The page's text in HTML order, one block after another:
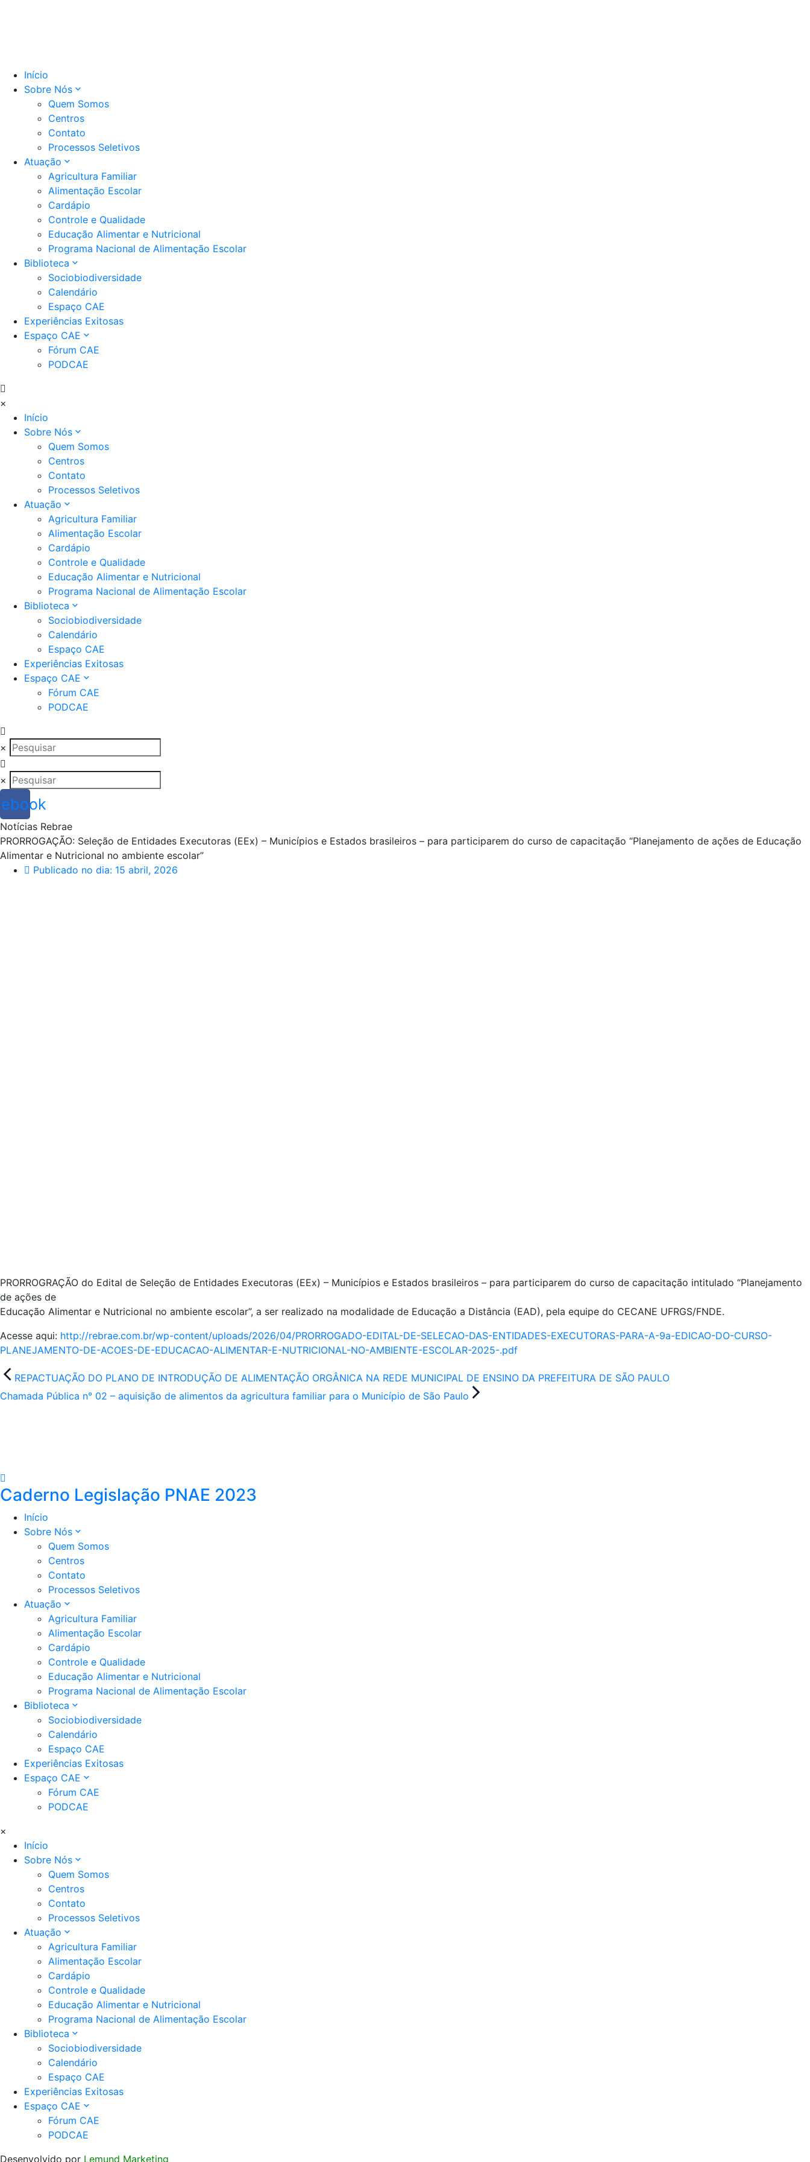
Início
Sobre Nós
Quem Somos
Centros
Contato
Processos Seletivos
Atuação
Agricultura Familiar
Alimentação Escolar
Cardápio
Controle e Qualidade
Educação Alimentar e Nutricional
Programa Nacional de Alimentação Escolar
Biblioteca
Sociobiodiversidade
Calendário
Espaço CAE
Experiências Exitosas
Espaço CAE
Fórum CAE
PODCAE
×
Início
Sobre Nós
Quem Somos
Centros
Contato
Processos Seletivos
Atuação
Agricultura Familiar
Alimentação Escolar
Cardápio
Controle e Qualidade
Educação Alimentar e Nutricional
Programa Nacional de Alimentação Escolar
Biblioteca
Sociobiodiversidade
Calendário
Espaço CAE
Experiências Exitosas
Espaço CAE
Fórum CAE
PODCAE
×
×
Notícias Rebrae
PRORROGAÇÃO: Seleção de Entidades Executoras (EEx) – Municípios e Estados brasileiros – para participarem do curso de capacitação “Planejamento de ações de Educação
Alimentar e Nutricional no ambiente escolar”
Publicado no dia: 15 abril, 2026
PRORROGRAÇÃO do Edital de Seleção de Entidades Executoras (EEx) – Municípios e Estados brasileiros – para participarem do curso de capacitação intitulado “Planejamento
de ações de
Educação Alimentar e Nutricional no ambiente escolar”, a ser realizado na modalidade de Educação a Distância (EAD), pela equipe do CECANE UFRGS/FNDE.
Acesse aqui: http://rebrae.com.br/wp-content/uploads/2026/04/PRORROGADO-EDITAL-DE-SELECAO-DAS-ENTIDADES-EXECUTORAS-PARA-A-9a-EDICAO-DO-CURSO-
PLANEJAMENTO-DE-ACOES-DE-EDUCACAO-ALIMENTAR-E-NUTRICIONAL-NO-AMBIENTE-ESCOLAR-2025-.pdf
Navegação
de
REPACTUAÇÃO DO PLANO DE INTRODUÇÃO DE ALIMENTAÇÃO ORGÂNICA NA REDE MUNICIPAL DE ENSINO DA PREFEITURA DE SÃO PAULO
Chamada Pública n° 02 – aquisição de alimentos da agricultura familiar para o Município de São Paulo
Caderno Legislação PNAE 2023
Início
Sobre Nós
Quem Somos
Centros
Contato
Processos Seletivos
Atuação
Agricultura Familiar
Alimentação Escolar
Cardápio
Controle e Qualidade
Educação Alimentar e Nutricional
Programa Nacional de Alimentação Escolar
Biblioteca
Sociobiodiversidade
Calendário
Espaço CAE
Experiências Exitosas
Espaço CAE
Fórum CAE
PODCAE
×
Início
Sobre Nós
Quem Somos
Centros
Contato
Processos Seletivos
Atuação
Agricultura Familiar
Alimentação Escolar
Cardápio
Controle e Qualidade
Educação Alimentar e Nutricional
Programa Nacional de Alimentação Escolar
Biblioteca
Sociobiodiversidade
Calendário
Espaço CAE
Experiências Exitosas
Espaço CAE
Fórum CAE
PODCAE
Desenvolvido por Lemund Marketing